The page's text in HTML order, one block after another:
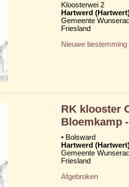
Kloosterwei 2
Hartwerd
Gemeente
Friesland
Nieuwe bestemming
RK klooster
Bloemkamp
• Bolsward
Hartwerd
Gemeente
Friesland
Afgebroken